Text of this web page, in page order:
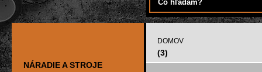
NÁRADIE A STROJE
DOMOV
(3)